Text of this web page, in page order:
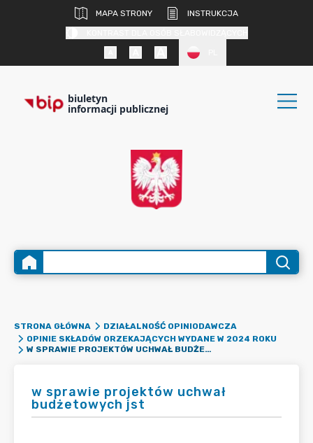
MAPA STRONY
INSTRUKCJA
biuletyn
informacji publicznej
STRONA GŁÓWNA
DZIAŁALNOŚĆ OPINIODAWCZA
OPINIE SKŁADÓW ORZEKAJĄCYCH WYDANE W 2024 ROKU
W SPRAWIE PROJEKTÓW UCHWAŁ BUDŻETOWYCH JST
w sprawie projektów uchwał
budżetowych jst